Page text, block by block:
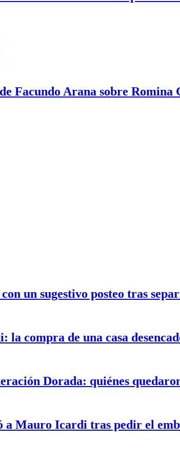
Facundo Arana sobre
un sugestivo posteo tras
la compra de una casa
Dorada: quiénes
a Mauro Icardi tras pedir el